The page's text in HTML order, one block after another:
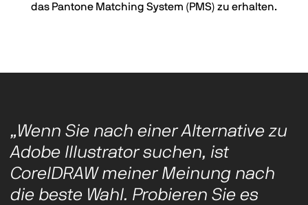
das Pantone Matching System (PMS) zu erhalten.
„Wenn Sie nach einer Alternative zu
Adobe Illustrator suchen, ist
CorelDRAW meiner Meinung nach
die beste Wahl. Probieren Sie es